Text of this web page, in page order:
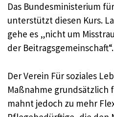
Das Bundesministerium
unterstützt diesen Kurs.
gehe es „nicht um
der Beitragsgemeinschaft“.
Der Verein Für soziales
Maßnahme
mahnt jedoch zu mehr